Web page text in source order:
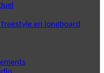
en longboard